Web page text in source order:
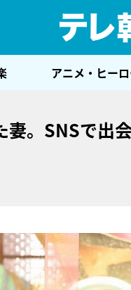
アニメ・ヒー
妻。SNSで出